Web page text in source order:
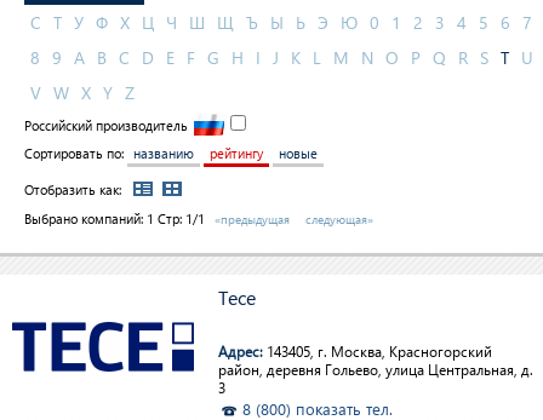
С Т У Ф Х Ц Ч Ш Щ Ъ Ы Ь Э Ю 0 1 2 3 4 5 6 7
8 9 A B C D E F G H I J K L M N O P Q R S T U
V W X Y Z
Российский производитель
Сортировать по:
названию рейтингу новые
Отобразить как:
Выбрано компаний: 1 Стр: 1/1 «предыдущая следующая»
Tece
Адрес: 143405, г. Москва, Красногорский
район, деревня Гольево, улица Центральная, д.
3
8 (800) показать тел.